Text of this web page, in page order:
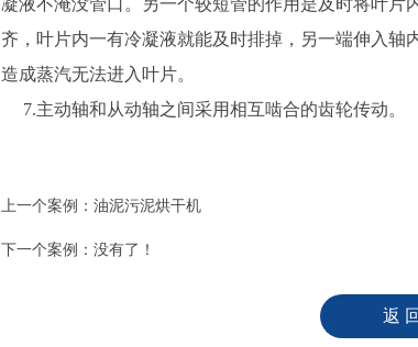
凝液不淹没管口。另一个较短管的作用是及时将叶片
齐，叶片内一有冷凝液就能及时排掉，另一端伸入轴
造成蒸汽无法进入叶片。
7.主动轴和从动轴之间采用相互啮合的齿轮传动。
上一个案例： 油泥污泥烘干机
下一个案例：没有了！